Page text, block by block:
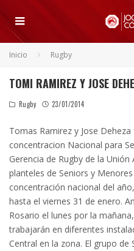
Inicio Rugby
TOMI RAMIREZ Y JOSE
Rugby 23/01/2014
Tomas Ramirez y Jose
concentracion Nacional para
Gerencia de Rugby de la
planteles de Seniors y
concentración nacional del
hasta el viernes 31 de enero.
Rosario el lunes por la
trabajarán en diferentes
Central en la zona. El grupo de